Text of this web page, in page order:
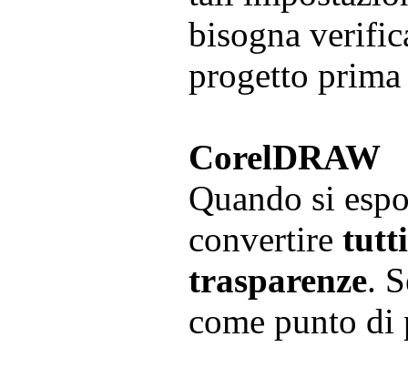
bisogna
progetto
CorelDRAW
Quando si
convertire
trasparenze.
come punto di